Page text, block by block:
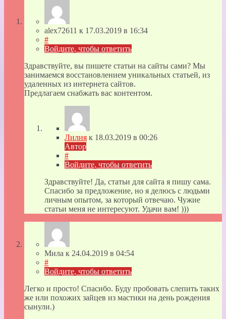
alex72611 к 17.03.2019 в 16:34
#
Войдите, чтобы ответить
Здравствуйте, вы пишете статьи на сайты сами? Мы
занимаемся восстановлением уникальных статьей, из
удаленных из интернета сайтов.
Предлагаем снабжать вас контентом.
Лилия к 18.03.2019 в 00:26
Автор
#
Войдите, чтобы ответить
Здравствуйте! Да, статьи для сайта я пишу сама.
Спасибо за предложение, но я делюсь с людьми
личным опытом, за который отвечаю. Чужие
статьи меня не интересуют. Удачи вам! )))
Мила к 24.04.2019 в 04:54
#
Войдите, чтобы ответить
Легко и просто! Спасибо. Буду пробовать слепить таких
же или похожих зайцев из мастики на день рождения
сынули.)